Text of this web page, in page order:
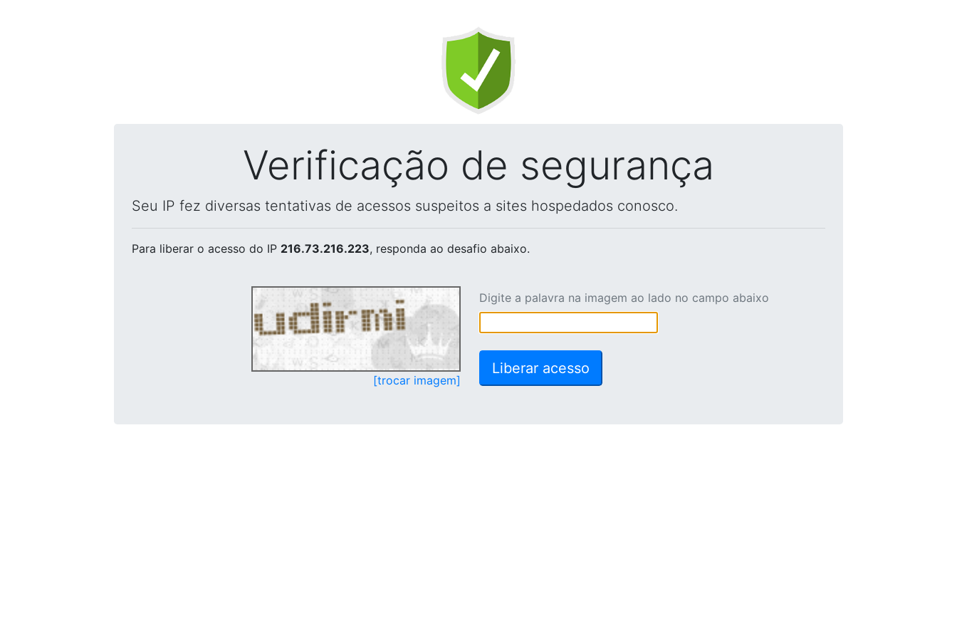
Verificação de segurança
Seu IP fez diversas tentativas de acessos suspeitos a sites hospedados conosco.
Para liberar o acesso do IP 216.73.216.223, responda ao desafio abaixo.
[trocar imagem]
Digite a palavra na imagem ao lado no campo abaixo